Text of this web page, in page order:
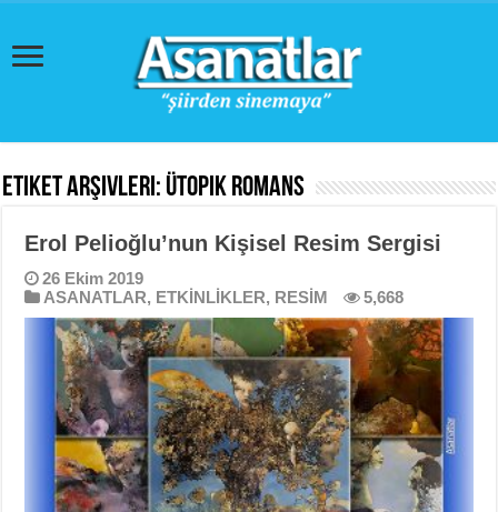
Etiket Arşivleri: Ütopik Romans
Erol Pelioğlu’nun Kişisel Resim Sergisi
26 Ekim 2019
ASANATLAR, ETKİNLİKLER, RESİM 5,668